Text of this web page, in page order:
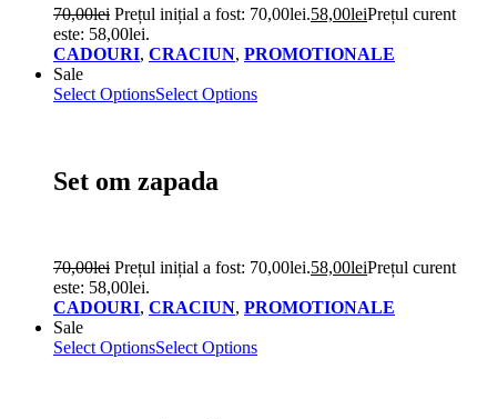
70,00lei Prețul inițial a fost: 70,00lei.58,00leiPrețul curent
este: 58,00lei.
CADOURI, CRACIUN, PROMOTIONALE
Sale
Select OptionsSelect Options
Set om zapada
70,00lei Prețul inițial a fost: 70,00lei.58,00leiPrețul curent
este: 58,00lei.
CADOURI, CRACIUN, PROMOTIONALE
Sale
Select OptionsSelect Options